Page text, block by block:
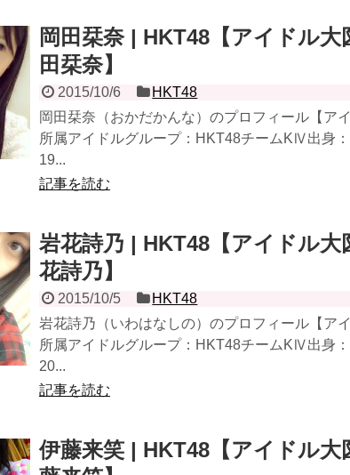
岡田栞奈 | HKT48【アイドル大
田栞奈】
2015/10/6
HKT48
岡田栞奈（おかだかんな）のプロフィール【ア
所属アイドルグループ：HKT48チームKⅣ出身：
19...
記事を読む
岩花詩乃 | HKT48【アイドル大
花詩乃】
2015/10/5
HKT48
岩花詩乃（いわはなしの）のプロフィール【ア
所属アイドルグループ：HKT48チームKⅣ出身：
20...
記事を読む
伊藤来笑 | HKT48【アイドル大